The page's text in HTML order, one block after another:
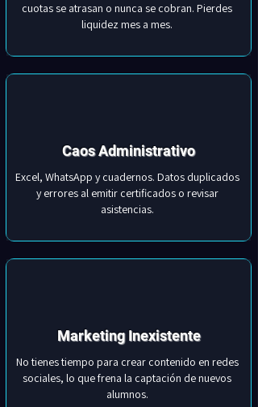
cuotas se atrasan o nunca se cobran. Pierdes
liquidez mes a mes.
Caos Administrativo
Excel, WhatsApp y cuadernos. Datos duplicados
y errores al emitir certificados o revisar
asistencias.
Marketing Inexistente
No tienes tiempo para crear contenido en redes
sociales, lo que frena la captación de nuevos
alumnos.